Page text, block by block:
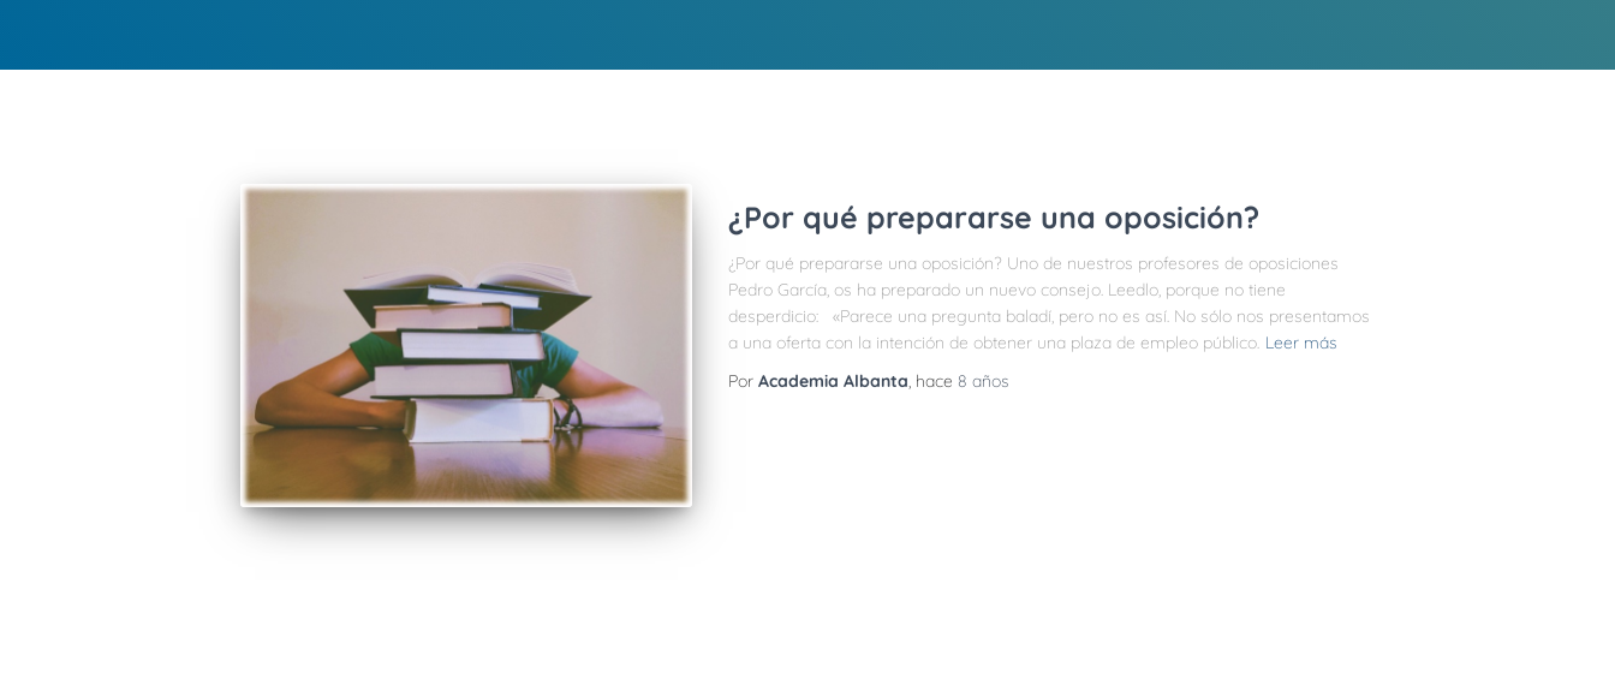
¿Por qué prepararse una oposición?
¿Por qué prepararse una oposición? Uno de nuestros profesores de oposiciones
Pedro García, os ha preparado un nuevo consejo. Leedlo, porque no tiene
desperdicio: «Parece una pregunta baladí, pero no es así. No sólo nos presentamos
a una oferta con la intención de obtener una plaza de empleo público. Leer más
Por Academia Albanta, hace 8 años